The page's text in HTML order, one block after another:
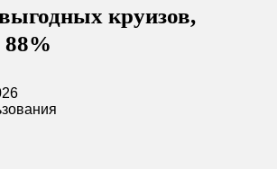
круизов,
88%